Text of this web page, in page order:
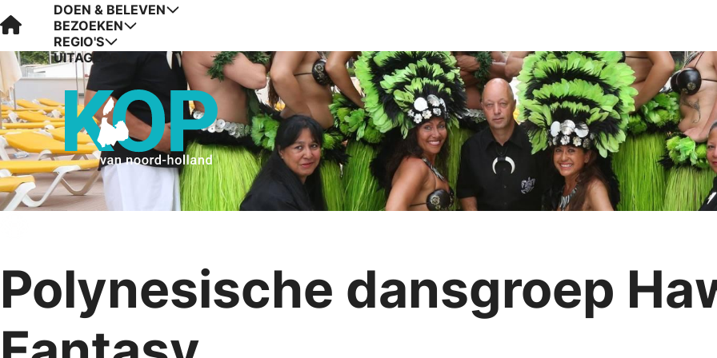
Visit Kop van Holland
DOEN & BELEVEN
BEZOEKEN
REGIO'S
UITAGENDA
Polynesische dansgroep